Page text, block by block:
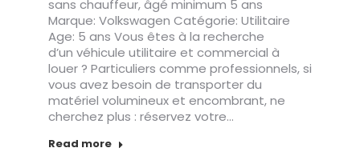
sans chauffeur, âgé minimum 5 ans
Marque: Volkswagen Catégorie: Utilitaire
Age: 5 ans Vous êtes à la recherche
d’un véhicule utilitaire et commercial à
louer ? Particuliers comme professionnels, si
vous avez besoin de transporter du
matériel volumineux et encombrant, ne
cherchez plus : réservez votre…
Read more